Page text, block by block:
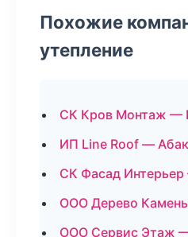
Похожие
утепление
СК Кров Монтаж —
ИП Line Roof —
СК Фасад
ООО Дерево
ООО Сервис Этаж